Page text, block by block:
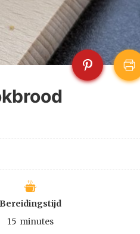
Bereidingstijd
15 minutes